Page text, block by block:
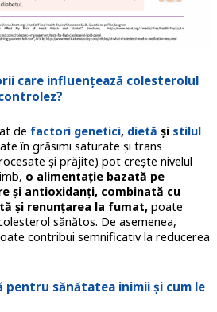
care influențează colesterolul
de factori genetici, dietă și stilul
în grăsimi saturate și trans
și prăjite) pot crește nivelul
o alimentație bazată pe
și antioxidanți, combinată cu
și renunțarea la fumat, poate
sănătos. De asemenea,
contribui semnificativ la reducerea
pentru sănătatea inimii și cum le